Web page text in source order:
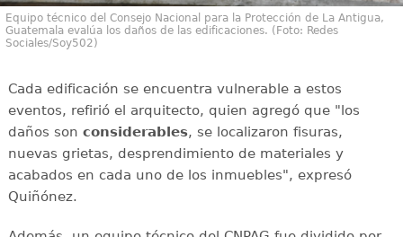
Equipo técnico del Consejo Nacional para la Protección de La Antigua,
Guatemala evalúa los daños de las edificaciones. (Foto: Redes
Sociales/Soy502)
Cada edificación se encuentra vulnerable a estos
eventos, refirió el arquitecto, quien agregó que "los
daños son considerables, se localizaron fisuras,
nuevas grietas, desprendimiento de materiales y
acabados en cada uno de los inmuebles", expresó
Quiñónez.